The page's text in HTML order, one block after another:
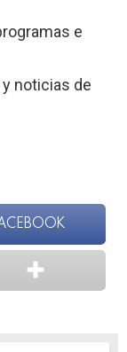
e
noticias de